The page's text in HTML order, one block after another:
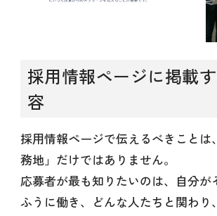
採用情報ページに掲載
容
採用情報ページで伝えるべきことは
務地」だけではありません。
応募者が最も知りたいのは、自分が
ふうに働き、どんな人たちと関わり